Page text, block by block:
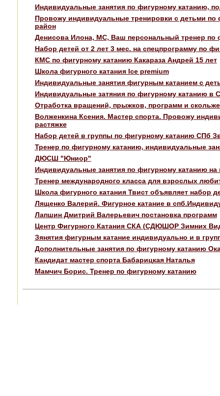
Индивидуальные занятия по фигурному катанию,
Провожу индивидуальные тренировки с детьми по
район
Денисова Илона, МС, Ваш персональный тренер по
Набор детей от 2 лет 3 мес. на спецпрограмму по
КМС по фигурному катанию Какараза Андрей 15 лет
Школа фигурного катания Ice premium
Индивидуальные занятия фигурным катанием с
Индивидуальные затяния по фигурному катанию в
Отработка вращений, прыжков, программ и
Волженкина Ксения. Мастер спорта. Провожу
растяжке
Набор детей в группы по фигурному катанию СПб
Тренер по фигурному катанию, индивидуальные
ДЮСШ "Юниор"
Индивидуальные занятия по фигурному катанию на
Тренер международного класса для взрослых
Школа фигурного катания Твист объявляет набор
Лященко Валерий. Фигурное катание в
Лапшин Дмитрий Валерьевич постановка программ
Центр Фигурного Катания СКА (СДЮШОР Зимних
Зянятия фигурным катание индивидуально и в
Дополнительные занятия по фигурному катанию
Кандидат мастер спорта Бабарицкая Наталья
Мамчич Борис. Тренер по фигурному катанию